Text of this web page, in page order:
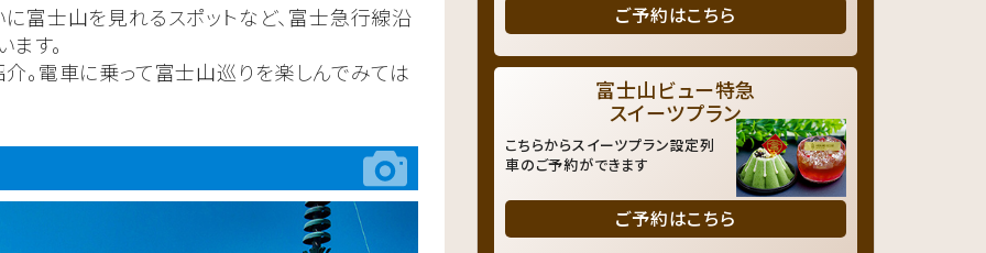
富士山を見れるスポットなど、富士急行線沿
す。
。電車に乗って富士山巡りを楽しんでみては
ご予約はこちら
富士山ビュー特急
スイーツプラン
こちらからスイーツプラン設定列
車のご予約ができます
ご予約はこちら